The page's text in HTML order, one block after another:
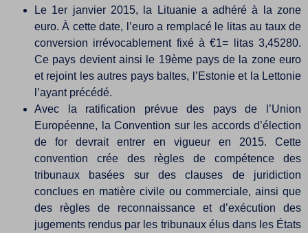
Le 1er janvier 2015, la Lituanie a adhéré à la zone
euro. À cette date, l’euro a remplacé le litas au taux de
conversion irrévocablement fixé à €1= litas 3,45280.
Ce pays devient ainsi le 19ème pays de la zone euro
et rejoint les autres pays baltes, l’Estonie et la Lettonie
l’ayant précédé.
Avec la ratification prévue des pays de l’Union
Européenne, la Convention sur les accords d’élection
de for devrait entrer en vigueur en 2015. Cette
convention crée des règles de compétence des
tribunaux basées sur des clauses de juridiction
conclues en matière civile ou commerciale, ainsi que
des règles de reconnaissance et d’exécution des
jugements rendus par les tribunaux élus dans les États